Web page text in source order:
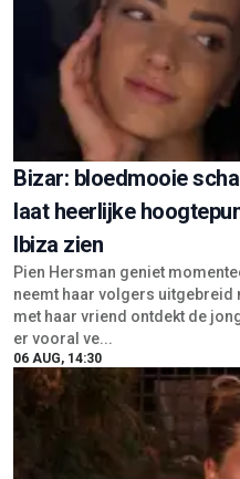
Bizar: bloedmooie
laat heerlijke
Ibiza zien
Pien Hersman geniet
neemt haar volgers uitgebreid
met haar vriend ontdekt de
er vooral ve...
06 AUG, 14:30